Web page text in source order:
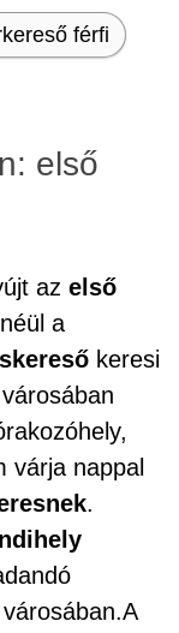
férfi
első
az első
a
keresi
városában
várja nappal
.